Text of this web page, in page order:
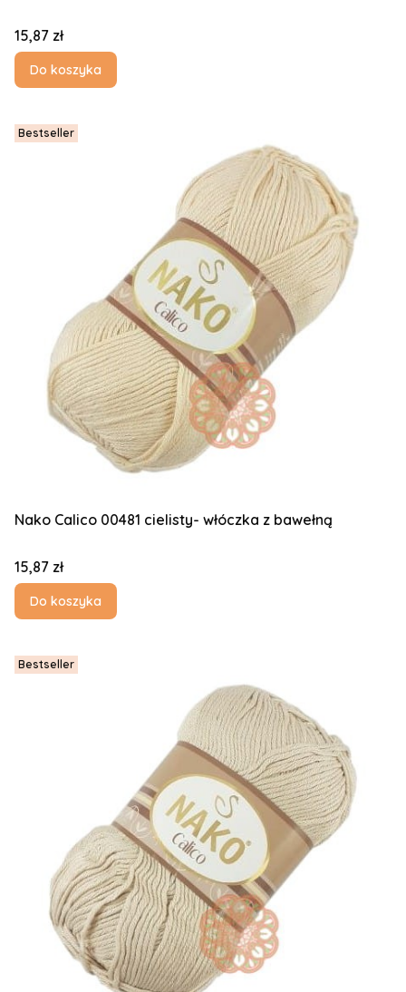
Cena
15,87 zł
Do koszyka
Bestseller
Nako Calico 00481 cielisty- włóczka z bawełną
Cena
15,87 zł
Do koszyka
Bestseller